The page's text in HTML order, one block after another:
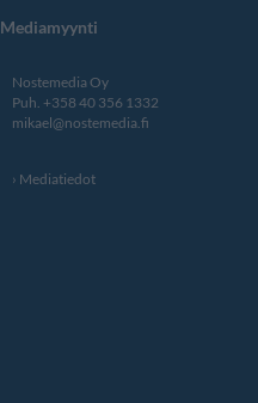
Mediamyynti
Nostemedia Oy
Puh. +358 40 356 1332
mikael@nostemedia.fi
Mediatiedot